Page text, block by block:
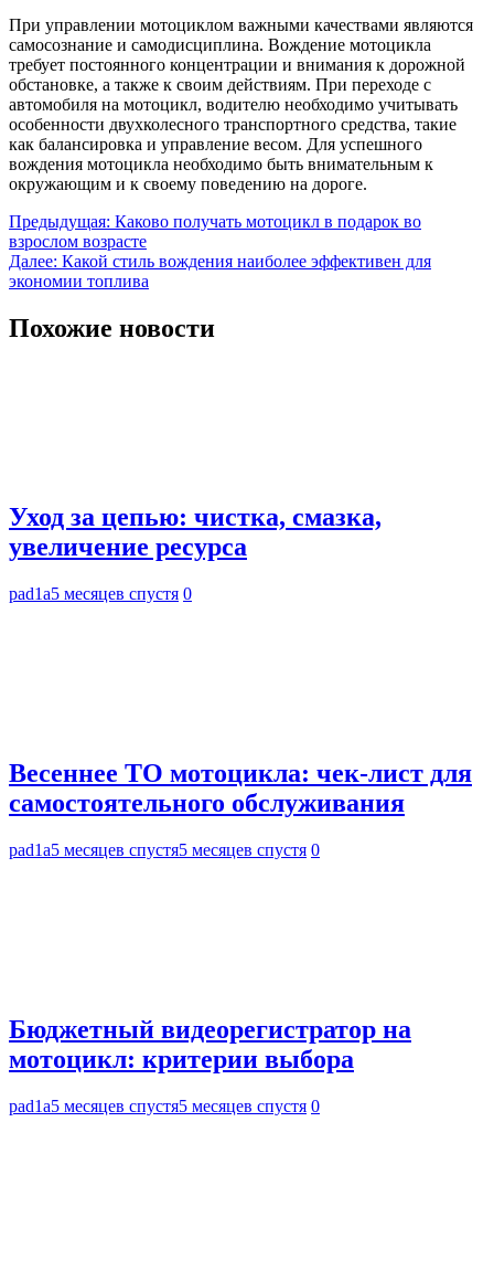
При управлении мотоциклом важными качествами являются
самосознание и самодисциплина. Вождение мотоцикла
требует постоянного концентрации и внимания к дорожной
обстановке, а также к своим действиям. При переходе с
автомобиля на мотоцикл, водителю необходимо учитывать
особенности двухколесного транспортного средства, такие
как балансировка и управление весом. Для успешного
вождения мотоцикла необходимо быть внимательным к
окружающим и к своему поведению на дороге.
Навигация
по
записям
Предыдущая: Каково получать мотоцикл в подарок во
взрослом возрасте
Далее: Какой стиль вождения наиболее эффективен для
экономии топлива
Похожие новости
Уход за цепью: чистка, смазка,
увеличение ресурса
pad1a5 месяцев спустя 0
Весеннее ТО мотоцикла: чек-лист для
самостоятельного обслуживания
pad1a5 месяцев спустя5 месяцев спустя 0
Бюджетный видеорегистратор на
мотоцикл: критерии выбора
pad1a5 месяцев спустя5 месяцев спустя 0